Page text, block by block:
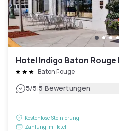
Hotel Indigo Baton
Baton Rouge
5/5|5 Bewertungen
Kostenlose Stornierung
Zahlung im Hotel